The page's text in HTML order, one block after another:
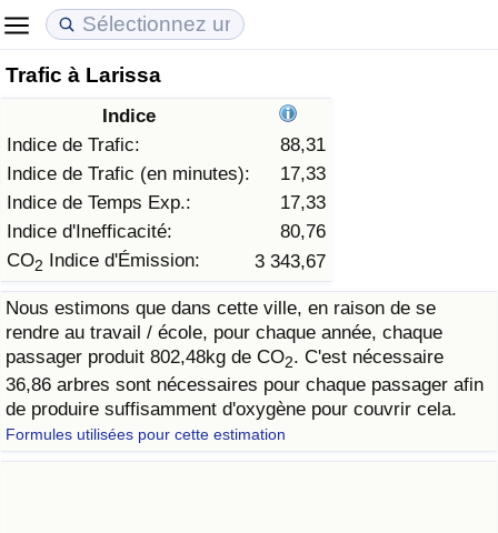
Trafic à Larissa
Indice
Indice de Trafic:
88,31
Indice de Trafic (en minutes):
17,33
Indice de Temps Exp.:
17,33
Indice d'Inefficacité:
80,76
CO2 Indice d'Émission: 3 343,67
Nous estimons que dans cette ville, en raison de se
rendre au travail / école, pour chaque année, chaque
passager produit 802,48kg de CO2. C'est nécessaire
36,86 arbres sont nécessaires pour chaque passager afin
de produire suffisamment d'oxygène pour couvrir cela.
Formules utilisées pour cette estimation
Coût de la vie
Indice du Coût de la Vie (Actuel)
Indice du Coût de la Vie
Indice du coût de la vie par pays
à Akaba
Prix de l'immobilier
Indice des Prix de l'immobilier (Actuel)
Indice des Prix de l'immobilier
Indice des Prix de l'immobilier par Pays
Qualité de Vie
Indice de Qualité de Vie
Indice de Qualité de Vie (Actuel)
Indice de qualité de vie par pays
Criminalité
Indice de Criminalité (Actuel)
Indice de Criminalité